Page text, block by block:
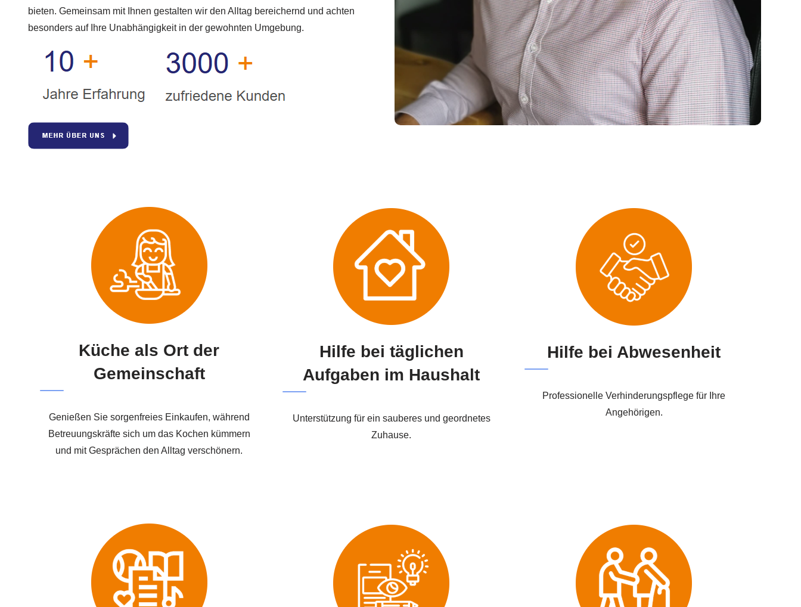
bieten. Gemeinsam mit Ihnen gestalten wir den Alltag bereichernd und achten
besonders auf Ihre Unabhängigkeit in der gewohnten Umgebung.
Küche als Ort der
Gemeinschaft
Genießen Sie sorgenfreies Einkaufen, während
Betreuungskräfte sich um das Kochen kümmern
und mit Gesprächen den Alltag verschönern.
Hilfe bei täglichen
Aufgaben im Haushalt
Unterstützung für ein sauberes und geordnetes
Zuhause.
Hilfe bei Abwesenheit
Professionelle Verhinderungspflege für Ihre
Angehörigen.